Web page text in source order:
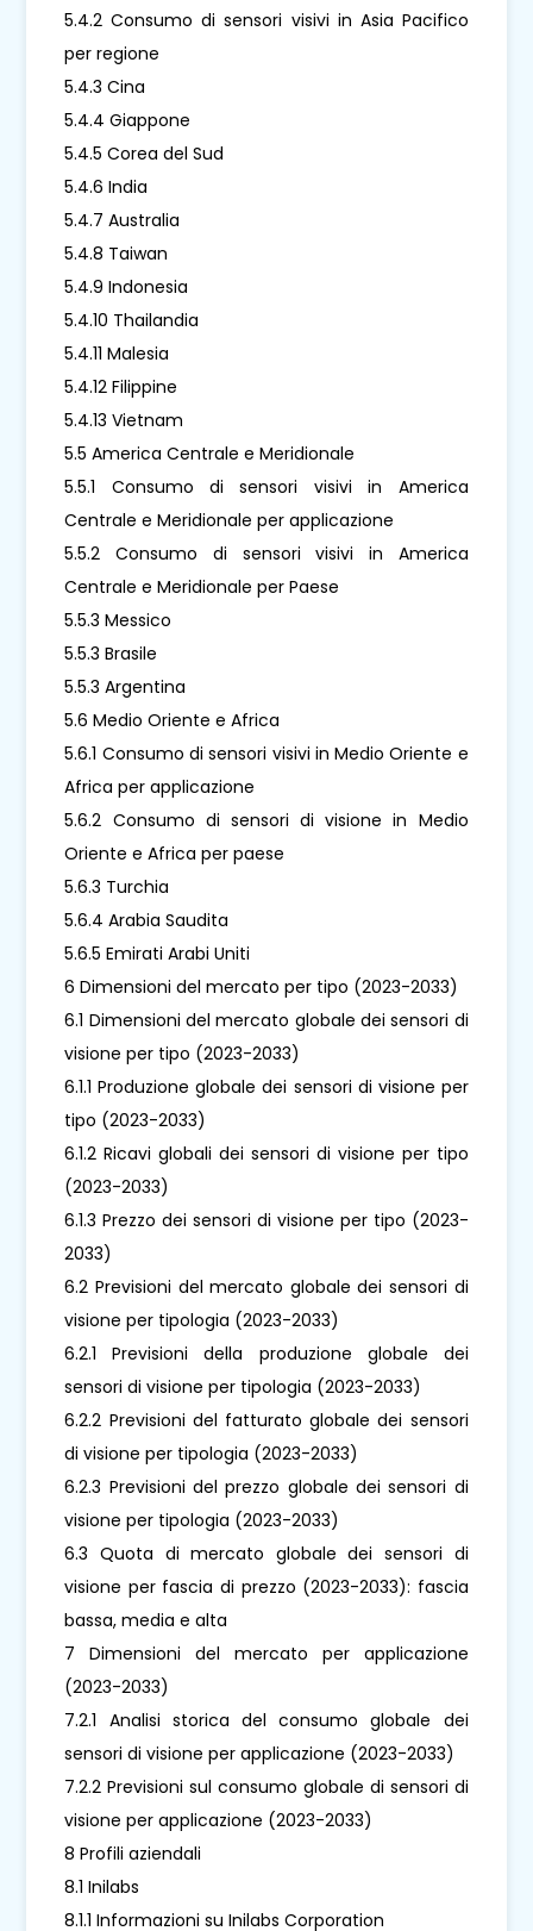
5.4.2 Consumo di sensori visivi in ​​Asia Pacifico
per regione
5.4.3 Cina
5.4.4 Giappone
5.4.5 Corea del Sud
5.4.6 India
5.4.7 Australia
5.4.8 Taiwan
5.4.9 Indonesia
5.4.10 Thailandia
5.4.11 Malesia
5.4.12 Filippine
5.4.13 Vietnam
5.5 America Centrale e Meridionale
5.5.1 Consumo di sensori visivi in ​​America
Centrale e Meridionale per applicazione
5.5.2 Consumo di sensori visivi in ​​America
Centrale e Meridionale per Paese
5.5.3 Messico
5.5.3 Brasile
5.5.3 Argentina
5.6 Medio Oriente e Africa
5.6.1 Consumo di sensori visivi in ​​Medio Oriente e
Africa per applicazione
5.6.2 Consumo di sensori di visione in Medio
Oriente e Africa per paese
5.6.3 Turchia
5.6.4 Arabia Saudita
5.6.5 Emirati Arabi Uniti
6 Dimensioni del mercato per tipo (2023-2033)
6.1 Dimensioni del mercato globale dei sensori di
visione per tipo (2023-2033)
6.1.1 Produzione globale dei sensori di visione per
tipo (2023-2033)
6.1.2 Ricavi globali dei sensori di visione per tipo
(2023-2033)
6.1.3 Prezzo dei sensori di visione per tipo (2023-
2033)
6.2 Previsioni del mercato globale dei sensori di
visione per tipologia (2023-2033)
6.2.1 Previsioni della produzione globale dei
sensori di visione per tipologia (2023-2033)
6.2.2 Previsioni del fatturato globale dei sensori
di visione per tipologia (2023-2033)
6.2.3 Previsioni del prezzo globale dei sensori di
visione per tipologia (2023-2033)
6.3 Quota di mercato globale dei sensori di
visione per fascia di prezzo (2023-2033): fascia
bassa, media e alta
7 Dimensioni del mercato per applicazione
(2023-2033)
7.2.1 Analisi storica del consumo globale dei
sensori di visione per applicazione (2023-2033)
7.2.2 Previsioni sul consumo globale di sensori di
visione per applicazione (2023-2033)
8 Profili aziendali
8.1 Inilabs
8.1.1 Informazioni su Inilabs Corporation